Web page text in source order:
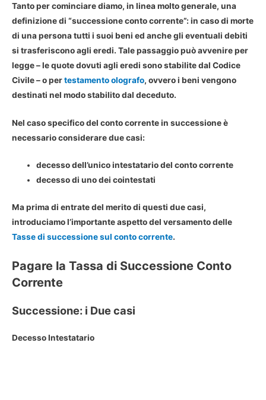
Tanto per cominciare diamo, in linea molto generale, una
definizione di “successione conto corrente”: in caso di morte
di una persona tutti i suoi beni ed anche gli eventuali debiti
si trasferiscono agli eredi. Tale passaggio può avvenire per
legge – le quote dovuti agli eredi sono stabilite dal Codice
Civile – o pertestamento olografo, ovvero i beni vengono
destinati nel modo stabilito dal deceduto.
Nel caso specifico del conto corrente in successione è
necessario considerare due casi:
decesso dell’unico intestatario del conto corrente
decesso di uno dei cointestati
Ma prima di entrate del merito di questi due casi,
introduciamo l’importante aspetto del versamento delle
Tasse di successione sul conto corrente.
Pagare la Tassa di Successione Conto
Corrente
Successione: i Due casi
Decesso Intestatario